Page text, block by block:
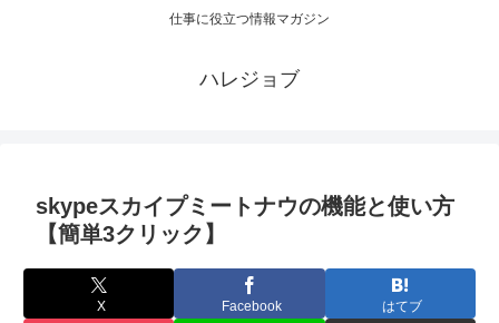
仕事に役立つ情報マガジン
ハレジョブ
skypeスカイプミートナウの機能と使い方
【簡単3クリック】
X Facebook はてブ